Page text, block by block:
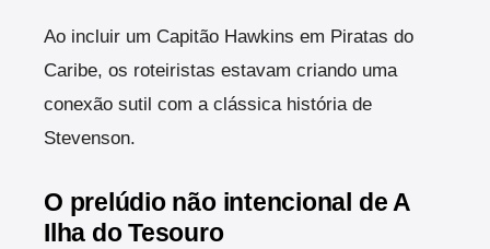
Ao incluir um Capitão Hawkins em Piratas do
Caribe, os roteiristas estavam criando uma
conexão sutil com a clássica história de
Stevenson.
O prelúdio não intencional de A
Ilha do Tesouro